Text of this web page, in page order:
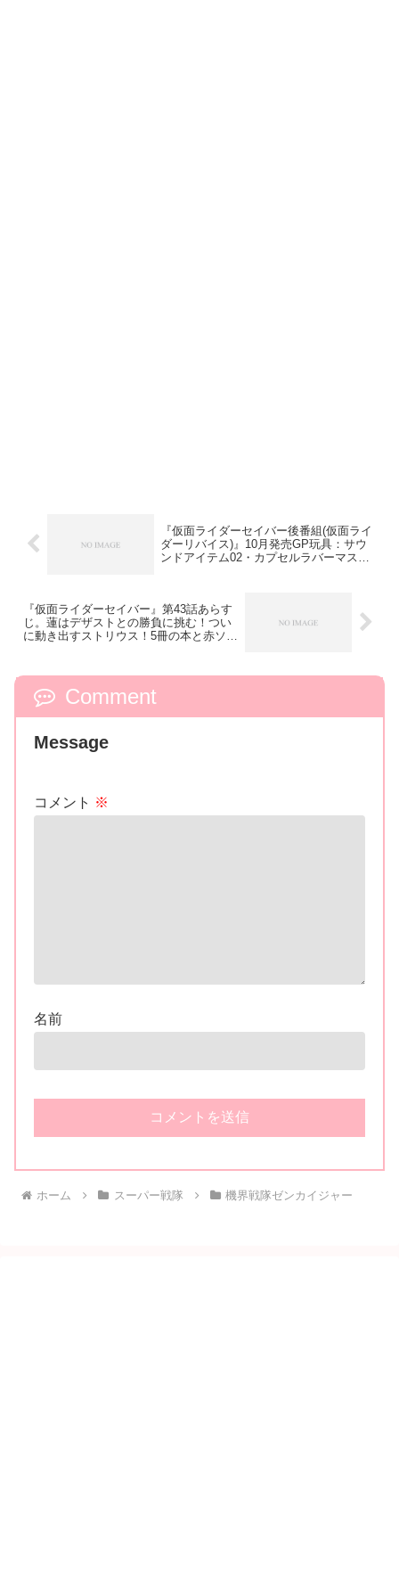
『仮面ライダーセイバー後番組(仮面ライ
ダーリバイス)』10月発売GP玩具：サウ
ンドアイテム02・カプセルラバーマスコ
『仮面ライダーセイバー』第43話あらす
じ。蓮はデザストとの勝負に挑む！つい
に動き出すストリウス！5冊の本と赤ソフ
Comment
Message
コメント ※
名前
ホーム スーパー戦隊 機界戦隊ゼンカイジャー